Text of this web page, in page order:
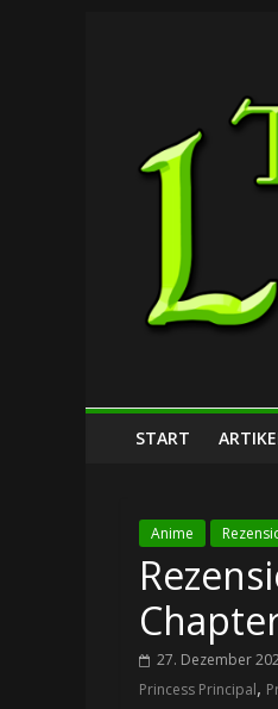
Lost
START
Anime
27. Dezember
Princess Principal,